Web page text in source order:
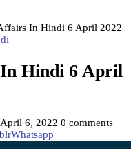
In Hindi 6 April 2022
Hindi 6 April
April 6, 2022 0 comments
Whatsapp